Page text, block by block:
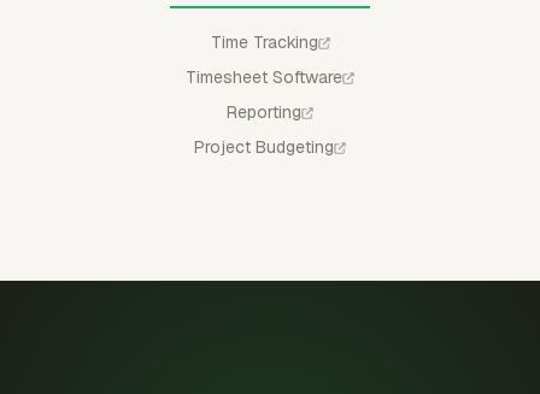
Time Tracking
Timesheet Software
Reporting
Project Budgeting